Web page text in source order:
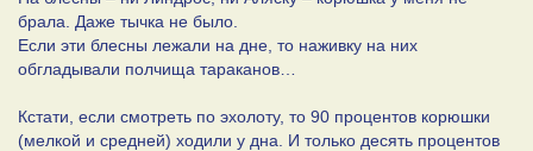
брала. Даже тычка не было.
Если эти блесны лежали на дне, то наживку на них
обгладывали полчища тараканов…
Кстати, если смотреть по эхолоту, то 90 процентов корюшки
(мелкой и средней) ходили у дна. И только десять процентов